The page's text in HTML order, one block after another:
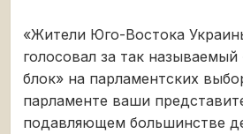
«Жители Юго-Востока
голосовал за так
блок» на парламентских
парламенте ваши
подавляющем большинстве